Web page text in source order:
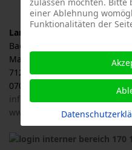
Landesverband für Obstbau,
Baden-Württemberg e.V., LOGL
Malersbuckel 11
71263 Weil der Stadt
07033 / 69 23 902
info@logl-bw.de
www.logl-bw.de
einer Ablehnung
Funktionalitäten der